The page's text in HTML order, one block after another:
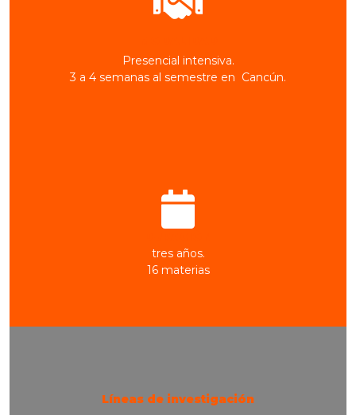
Presencial intensiva.
3 a 4 semanas al semestre en Cancún.
tres años.
16 materias
Líneas de investigación